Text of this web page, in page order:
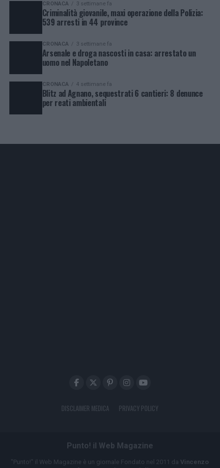
CRONACA 3 settimane fa
Criminalità giovanile, maxi operazione della Polizia:
539 arresti in 44 province
CRONACA 3 settimane fa
Arsenale e droga nascosti in casa: arrestato un
uomo nel Napoletano
CRONACA 4 settimane fa
Blitz ad Agnano, sequestrati 6 cantieri: 8 denunce
per reati ambientali
DISCLAIMER MEDICA PRIVACY POLICY
Punto! il Web Magazine
"Punto!" il Web Magazine è un giornale Fondato nel 2011 da Vincenzo